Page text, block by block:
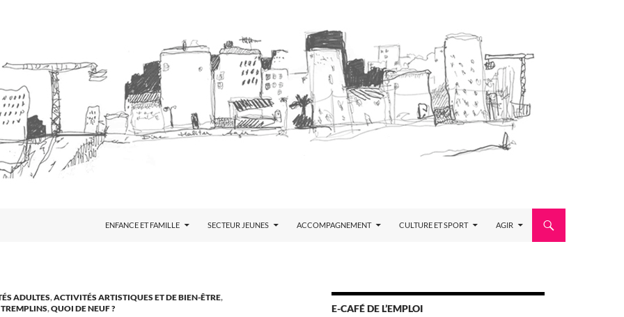
ENFANCE ET FAMILLE SECTEUR JEUNES ACCOMPAGNEMENT CULTURE ET SPORT AGIR
ADULTES,ACTIVITÉS ARTISTIQUES ET DE BIEN-ÊTRE,
,QUOI DE NEUF ? E-CAFÉ DE L’EMPLOI